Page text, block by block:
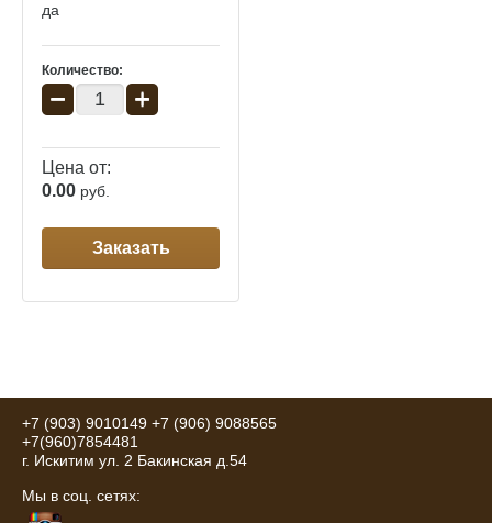
да
Количество:
− +
Цена от:
0.00 руб.
Заказать
+7 (903) 9010149 +7 (906) 9088565
+7(960)7854481
г. Искитим ул. 2 Бакинская д.54
Мы в соц. сетях: